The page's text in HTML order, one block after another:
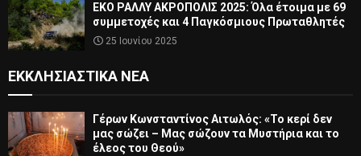
ΕΚΟ ΡΑΛΛΥ ΑΚΡΟΠΟΛΙΣ 2025: Όλα έτοιμα με 69
συμμετοχές και 4 Παγκόσμιους Πρωταθλητές
25 Ιουνίου 2025
ΕΚΚΛΗΣΙΑΣΤΙΚΆ ΝΈΑ
Γέρων Κωνσταντίνος Αιτωλός: «Το κερί δεν
μας σώζει – Μας σώζουν τα Μυστήρια και το
έλεος του Θεού»